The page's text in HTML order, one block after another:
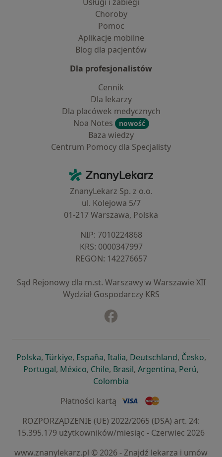
Choroby
Pomoc
Aplikacje mobilne
Blog dla pacjentów
Dla profesjonalistów
Cennik
Dla lekarzy
Dla placówek medycznych
Noa Notes
nowość
Baza wiedzy
Centrum Pomocy dla Specjalisty
ZnanyLekarz - Strona główna
ZnanyLekarz Sp. z o.o.
ul. Kolejowa 5/7
01-217 Warszawa, Polska
NIP: ⁠7010224868
KRS: ⁠0000347997
REGON: ⁠142276657
Sąd Rejonowy dla m.st. Warszawy w Warszawie XII
Wydział Gospodarczy KRS
Polskaotwiera się w nowej karcie
, Türkiyeotwiera się w nowej karcie
, Españaotwiera się w nowej karcie
, Italiaotwiera się w nowej
, Deutschlandotwiera się
, Česko,
Portugalotwiera się w nowej karcie
, Méxicootwiera się w nowej karcie
, Chileotwiera się w nowej karcie
, Brasilotwiera się w nowej
, Argentinaotwiera się
, Perú,
Colombia
Płatności kartą
ROZPORZĄDZENIE (UE) 2022/2065 (DSA) art. 24:
15.395.179 użytkowników/miesiąc - Czerwiec 2026
www.znanylekarz.pl © 2026 - Znajdź lekarza i umów